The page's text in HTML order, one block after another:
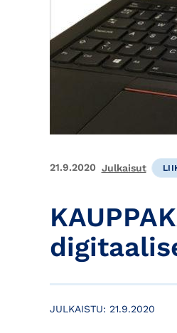
21.9.2020 Julkaisut
JULKAISTU: 21.9.2020